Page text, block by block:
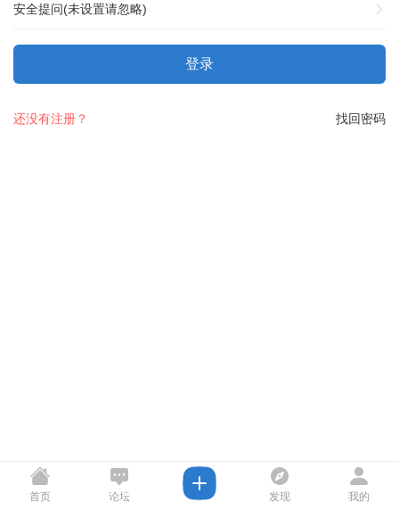
安全提问(未设置请忽略)
登录
找回密码
还没有注册？
首页 论坛 发现 我的